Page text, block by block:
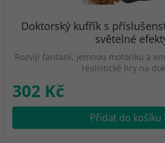
Doktorský kufřík s
světelné
Rozvíjí fantazii, jemnou motoriku a
realistické hry na
302 Kč
Přidat do košíku